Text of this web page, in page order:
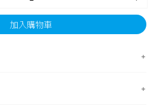
加入購物車